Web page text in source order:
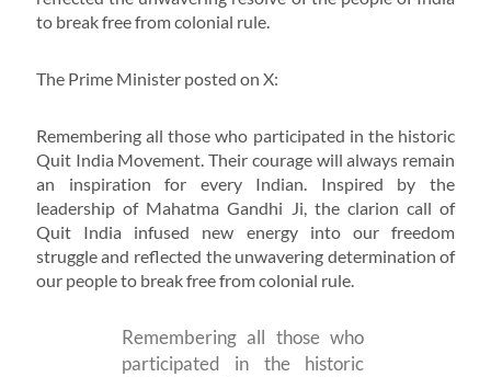
to break free from colonial rule.
The Prime Minister posted on X:
Remembering all those who participated in the historic
Quit India Movement. Their courage will always remain
an inspiration for every Indian. Inspired by the
leadership of Mahatma Gandhi Ji, the clarion call of
Quit India infused new energy into our freedom
struggle and reflected the unwavering determination of
our people to break free from colonial rule.
Remembering all those who
participated in the historic